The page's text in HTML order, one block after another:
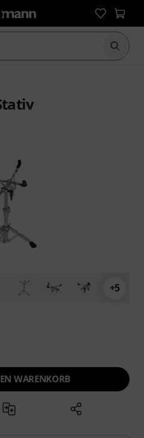
Suche
aus 95 Kundenbewertungen
+5
WARENKORB